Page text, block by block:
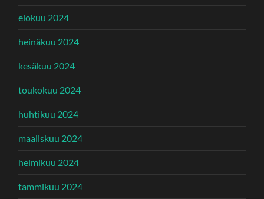
elokuu 2024
heinäkuu 2024
kesäkuu 2024
toukokuu 2024
huhtikuu 2024
maaliskuu 2024
helmikuu 2024
tammikuu 2024